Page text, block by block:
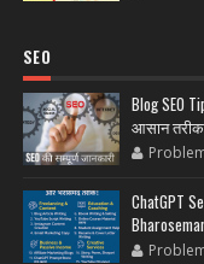
SEO
Blog SEO
आसान
ChatGPT